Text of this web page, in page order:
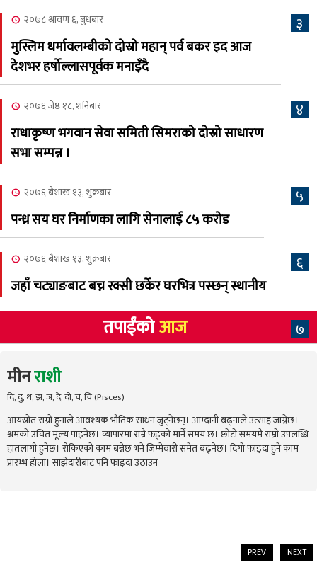
२०८३ श्रावण २, शनिबार
८
क्यालगरी नेपाली मेलाको
अस्मिताको बेजोड प्रस्तुती रहने
३
२०७८ श्रावण ६, बुधबार
मुस्लिम धर्मावलम्बीको दोस्रो महान् पर्व बकर इद आज
देशभर हर्षोल्लासपूर्वक मनाइँदै
४
२०७६ जेष्ठ १८, शनिबार
राधाकृष्ण भगवान सेवा समिती सिमराको दोस्रो साधारण
सभा सम्पन्न ।
५
२०७६ बैशाख १३, शुक्रबार
पन्ध्र सय घर निर्माणका लागि सेनालाई ८५ करोड
६
२०७६ बैशाख १३, शुक्रबार
जहाँ चट्याङबाट बच्न रक्सी छर्केर घरभित्र पस्छन् स्थानीय
७
तपाईंकोआज
मीनराशी
दि, दु, थ, झ, ञ, दे, दो, च, चि (Pisces)
आयस्रोत राम्रो हुनाले आवश्यक भौतिक साधन जुट्नेछन्। आम्दानी बढ्नाले उत्साह जाग्नेछ।
श्रमको उचित मूल्य पाइनेछ। व्यापारमा राम्रै फड्को मार्ने समय छ। छोटो समयमै राम्रो उपलब्धि
हातलागी हुनेछ। रोकिएको काम बन्नेछ भने जिम्मेवारी समेत बढ्नेछ। दिगो फाइदा हुने काम
प्रारम्भ होला। साझेदारीबाट पनि फाइदा उठाउन
PREV NEXT